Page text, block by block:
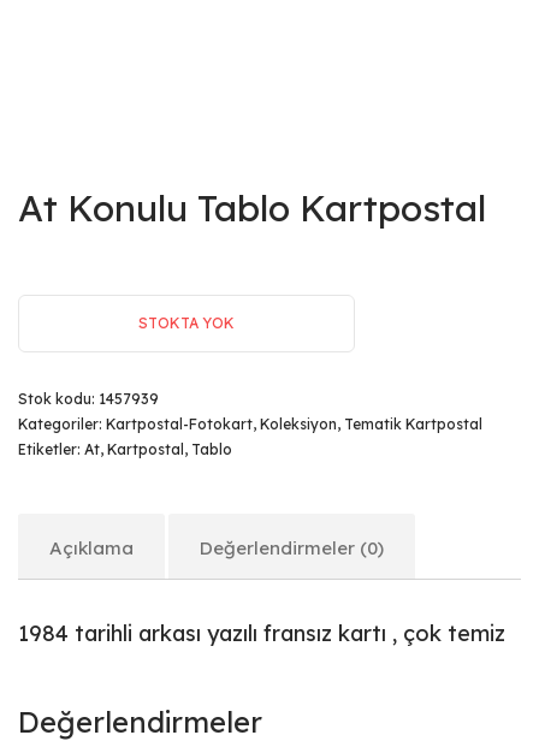
At Konulu Tablo Kartpostal
STOKTA YOK
Stok kodu: 1457939
Kategoriler: Kartpostal-Fotokart, Koleksiyon, Tematik Kartpostal
Etiketler: At, Kartpostal , Tablo
Açıklama Değerlendirmeler (0)
1984 tarihli arkası yazılı fransız kartı , çok temiz
Değerlendirmeler